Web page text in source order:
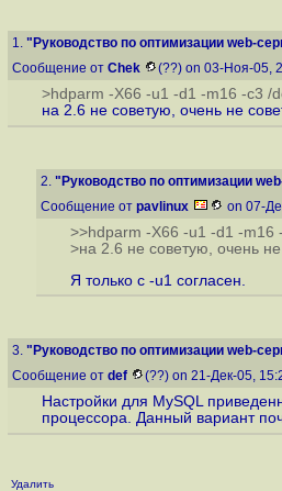
1. "Руководство по оптимизации web-
Сообщение от Chek (??) on 03-Ноя-05,
>hdparm -X66 -u1 -d1 -m16 -c3 /
на 2.6 не советую, очень не
2. "Руководство по оптимизации
Сообщение от pavlinux on 07-
>>hdparm -X66 -u1 -d1 -m16
>на 2.6 не советую, очень
Я только с -u1 согласен.
3. "Руководство по оптимизации web-
Сообщение от def (??) on 21-Дек-05,
Настройки для MySQL
процессора. Данный вариант
Удалить